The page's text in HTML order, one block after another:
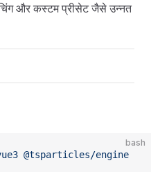
और कस्टम प्रीसेट जैसे उन्नत
bash
@tsparticles/engine